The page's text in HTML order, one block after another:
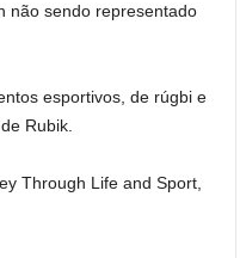
não sendo representado
esportivos, de rúgbi e
Rubik.
Through Life and Sport,